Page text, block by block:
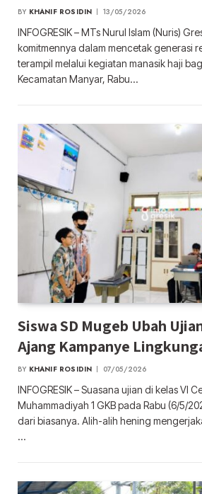
BY KHANIF ROSIDIN 13/05/2026
INFOGRESIK – MTs Nurul Islam (Nuris)
komitmennya dalam mencetak generasi
terampil melalui kegiatan manasik haji
Kecamatan Manyar, Rabu…
Siswa SD Mugeb Ubah
Ajang Kampanye
BY KHANIF ROSIDIN 07/05/2026
INFOGRESIK – Suasana ujian di kelas VI
Muhammadiyah 1 GKB pada Rabu (6/5/
dari biasanya. Alih-alih hening
…